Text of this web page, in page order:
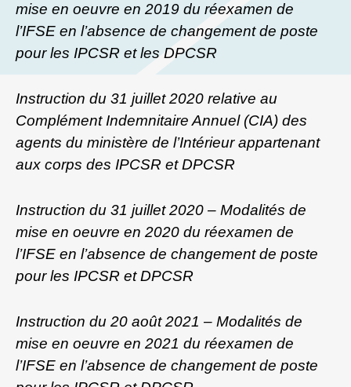
mise en oeuvre en 2019 du réexamen de
l’IFSE en l’absence de changement de poste
pour les IPCSR et les DPCSR
Instruction du 31 juillet 2020 relative au
Complément Indemnitaire Annuel (CIA) des
agents du ministère de l’Intérieur appartenant
aux corps des IPCSR et DPCSR
Instruction du 31 juillet 2020 – Modalités de
mise en oeuvre en 2020 du réexamen de
l’IFSE en l’absence de changement de poste
pour les IPCSR et DPCSR
Instruction du 20 août 2021 – Modalités de
mise en oeuvre en 2021 du réexamen de
l’IFSE en l’absence de changement de poste